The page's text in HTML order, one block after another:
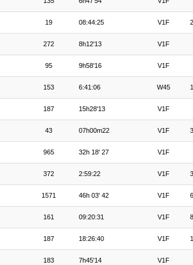
19 08:44:25 V1F
272 8h12'13 V1F
95 9h58'16 V1F
153 6:41:06 W45
187 15h28'13 V1F
43 07h00m22 V1F
965 32h 18' 27 V1F
372 2:59:22 V1F
1571 46h 03' 42 V1F
161 09:20:31 V1F
187 18:26:40 V1F
183 7h45'14 V1F